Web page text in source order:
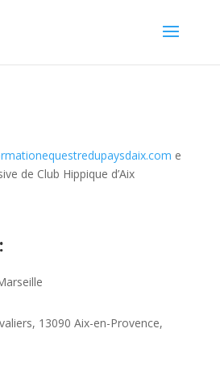
e
de Club Hippique d’Aix
13090 Aix-en-Provence,